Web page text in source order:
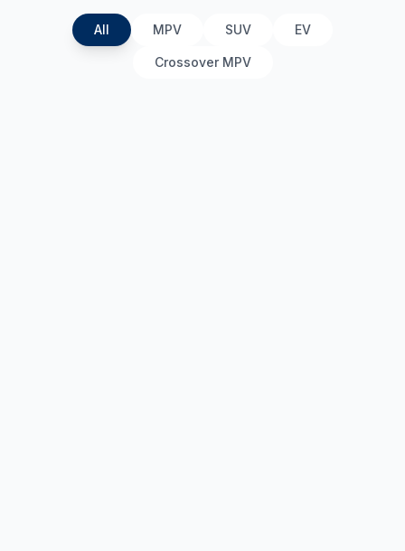
All MPV SUV EV
Crossover MPV